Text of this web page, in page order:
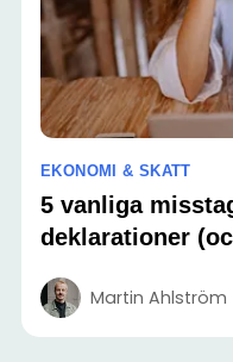
EKONOMI & SKATT
5 vanliga
deklarationer
Martin Ahlström